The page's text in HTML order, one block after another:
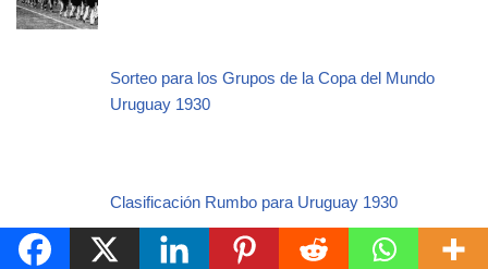
Sorteo para los Grupos de la Copa del Mundo
Uruguay 1930
Clasificación Rumbo para Uruguay 1930